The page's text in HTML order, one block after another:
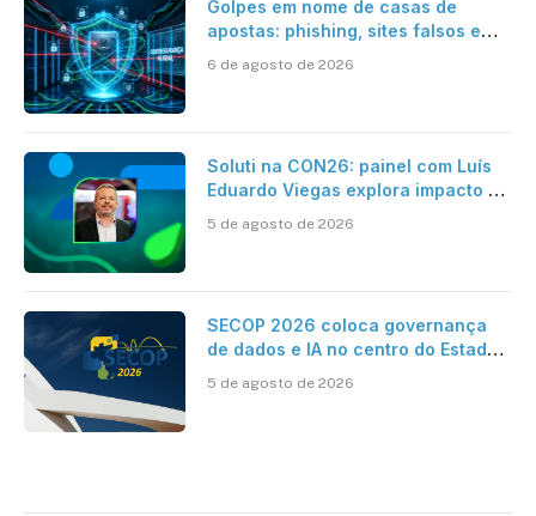
Golpes em nome de casas de
apostas: phishing, sites falsos e
6 de agosto de 2026
Soluti na CON26: painel com Luís
Eduardo Viegas explora impacto de
Contabilidade
5 de agosto de 2026
SECOP 2026 coloca governança
de dados e IA no centro do Estado
5 de agosto de 2026